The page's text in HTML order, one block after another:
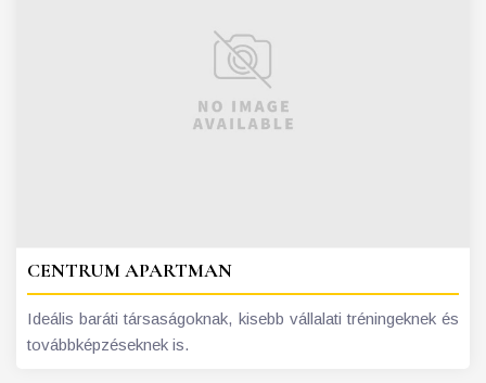
CENTRUM APARTMAN
Ideális baráti társaságoknak, kisebb vállalati tréningeknek és
továbbképzéseknek is.